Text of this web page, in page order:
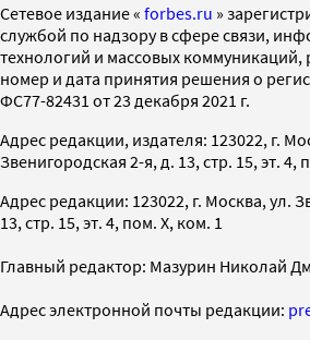
Cетевое издание « forbes.ru »
службой по надзору в сфере связи,
технологий и массовых коммуникаций,
номер и дата принятия решения о
ФС77-82431 от 23 декабря 2021 г.
Адрес редакции, издателя: 123022, г.
Звенигородская 2-я, д. 13, стр. 15, эт. 4,
Адрес редакции: 123022, г. Москва, ул.
13, стр. 15, эт. 4, пом. X, ком. 1
Главный редактор: Мазурин Николай
Адрес электронной почты редакции: